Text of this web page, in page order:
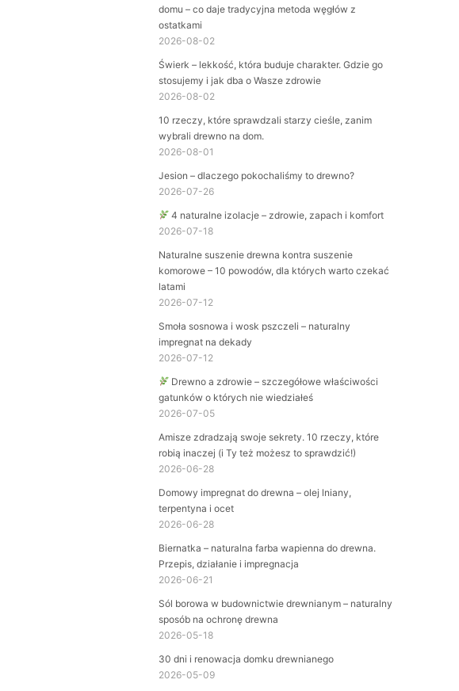
domu – co daje tradycyjna metoda węgłów z
ostatkami
2026-08-02
Świerk – lekkość, która buduje charakter. Gdzie go
stosujemy i jak dba o Wasze zdrowie
2026-08-02
10 rzeczy, które sprawdzali starzy cieśle, zanim
wybrali drewno na dom.
2026-08-01
Jesion – dlaczego pokochaliśmy to drewno?
2026-07-26
4 naturalne izolacje – zdrowie, zapach i komfort
2026-07-18
Naturalne suszenie drewna kontra suszenie
komorowe – 10 powodów, dla których warto czekać
latami
2026-07-12
Smoła sosnowa i wosk pszczeli – naturalny
impregnat na dekady
2026-07-12
Drewno a zdrowie – szczegółowe właściwości
gatunków o których nie wiedziałeś
2026-07-05
Amisze zdradzają swoje sekrety. 10 rzeczy, które
robią inaczej (i Ty też możesz to sprawdzić!)
2026-06-28
Domowy impregnat do drewna – olej lniany,
terpentyna i ocet
2026-06-28
Biernatka – naturalna farba wapienna do drewna.
Przepis, działanie i impregnacja
2026-06-21
Sól borowa w budownictwie drewnianym – naturalny
sposób na ochronę drewna
2026-05-18
30 dni i renowacja domku drewnianego
2026-05-09